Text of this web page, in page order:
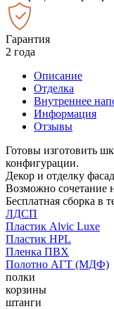
Гарантия
2 года
Описание
Отделка
Внутреннее
Информация
Отзывы
Готовы изготовить
конфигурации.
Декор и отделку
Возможно сочетание
Бесплатная сборка в
ЛДСП
Пластик Alvic Luxe
Пластик HPL
Пленка ПВХ
Полотно АГТ (МДФ)
полки
корзины
штанги